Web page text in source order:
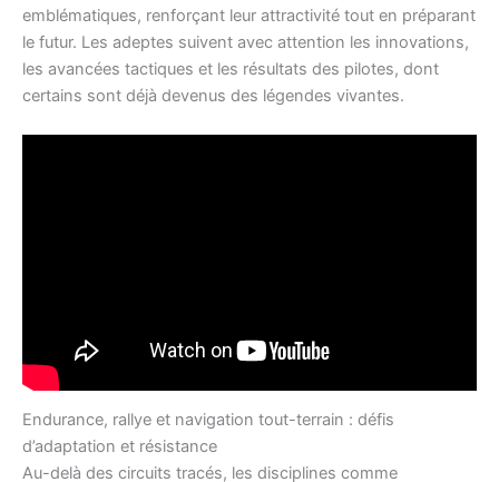
emblématiques, renforçant leur attractivité tout en préparant
le futur. Les adeptes suivent avec attention les innovations,
les avancées tactiques et les résultats des pilotes, dont
certains sont déjà devenus des légendes vivantes.
Endurance, rallye et navigation tout-terrain : défis
d’adaptation et résistance
Au-delà des circuits tracés, les disciplines comme